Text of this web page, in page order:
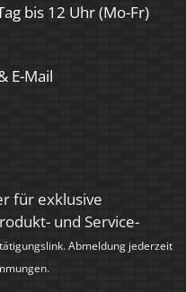
bis 12 Uhr (Mo-Fr)
E-Mail
für exklusive
und Service-
Abmeldung jederzeit
.